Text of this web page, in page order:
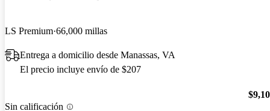
LS Premium 66,000 millas
Entrega a domicilio desde Manassas, VA
El precio incluye envío de $207
Sin calificación